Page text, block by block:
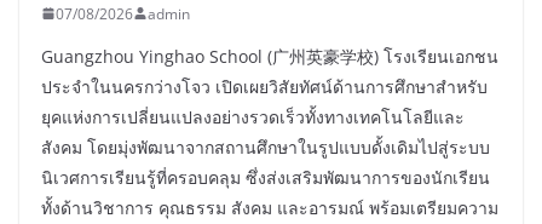
07/08/2026 admin
Guangzhou Yinghao School (广州英豪学校) โรงเรียนเอกชน
ประจำในนครกว่างโจว เปิดเผยวิสัยทัศน์ด้านการศึกษาสำหรับ
ยุคแห่งการเปลี่ยนแปลงอย่างรวดเร็วทั้งทางเทคโนโลยีและ
สังคม โดยมุ่งพัฒนาจากสถานศึกษาในรูปแบบดั้งเดิมไปสู่ระบบ
นิเวศการเรียนรู้ที่ครอบคลุม ซึ่งส่งเสริมพัฒนาการของนักเรียน
ทั้งด้านวิชาการ คุณธรรม สังคม และอารมณ์ พร้อมเตรียมความ